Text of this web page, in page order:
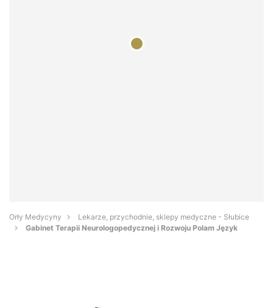
Orły Medycyny
Lekarze, przychodnie, sklepy medyczne - Słubice
Gabinet Terapii Neurologopedycznej i Rozwoju Polam Język